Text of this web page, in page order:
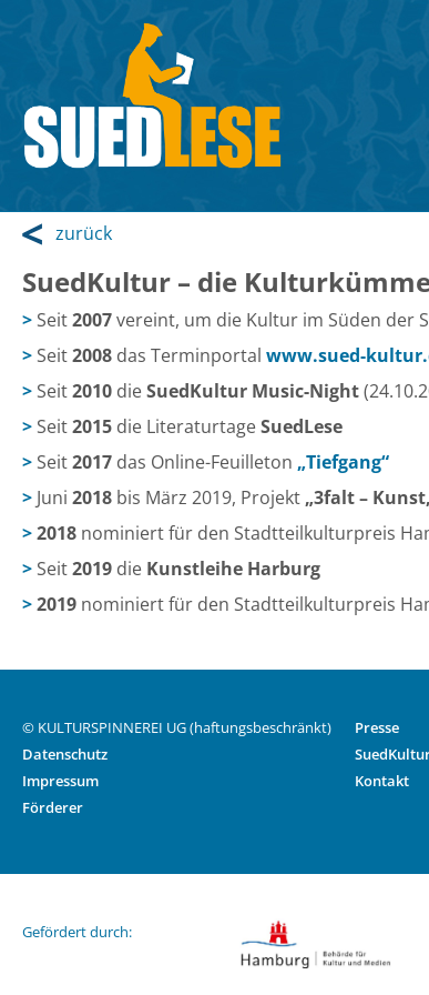
zurück
SuedKultur – die
Seit2007vereint, um die Kultur im Süden der
Seit2008 das Terminportal www.sued-
Seit2010 dieSuedKultur Music-Night
Seit2015 die LiteraturtageSuedLese
Seit2017 das Online-Feuilleton „Tiefgang“
Juni 2018 bis März 2019, Projekt „3falt –
2018 nominiert für den Stadtteilkulturpreis
Seit2019 die Kunstleihe Harburg
2019 nominiert für den Stadtteilkulturpreis
© KULTURSPINNEREI UG (haftungsbeschränkt)
Datenschutz
Impressum
Förderer
Presse
Kontakt
Gefördert durch: